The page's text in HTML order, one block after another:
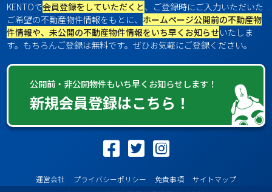
KENTOで会員登録をしていただくと、ご登録時にご入力いただいた
ご希望の不動産物件情報をもとに、 ホームページ公開前の不動産物
件情報や、未公開の不動産物件情報をいち早くお知らせいたしま
す。もちろんご登録は無料です。ぜひお気軽にご登録ください。
公開前・非公開物件もいち早くお知らせします！
新規会員登録はこちら！
運営会社 プライバシーポリシー 免責事項
サイトマップ